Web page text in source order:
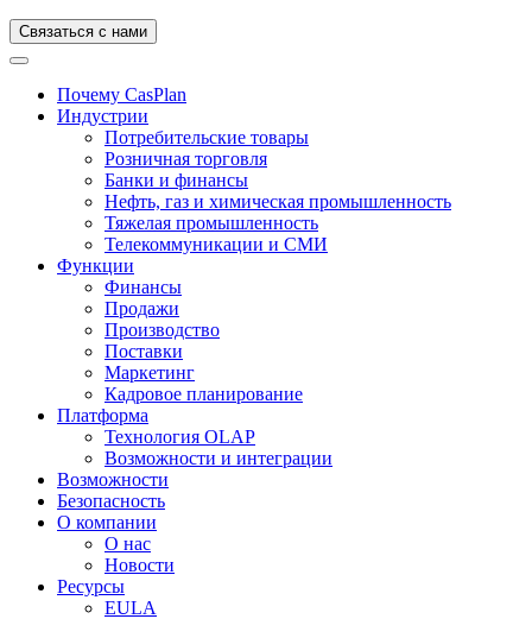
Связаться с нами
Почему CasPlan
Индустрии
Потребительские товары
Розничная торговля
Банки и финансы
Нефть, газ и химическая промышленность
Тяжелая промышленность
Телекоммуникации и СМИ
Функции
Финансы
Продажи
Производство
Поставки
Маркетинг
Кадровое планирование
Платформа
Технология OLAP
Возможности и интеграции
Возможности
Безопасность
О компании
О нас
Новости
Ресурсы
EULA